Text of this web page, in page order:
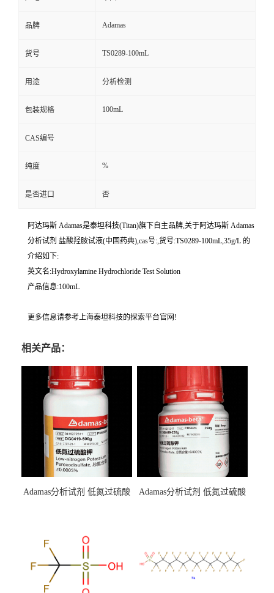
品牌 Adamas
货号 TS0289-100mL
用途 分析检测
包装规格 100mL
CAS编号
纯度 %
是否进口 否
阿达玛斯 Adamas是泰坦科技(Titan)旗下自主品牌,关于阿达玛斯 Adamas
分析试剂 盐酸羟胺试液(中国药典),cas号:,货号:TS0289-100mL,35g/L 的
介绍如下:
英文名:Hydroxylamine Hydrochloride Test Solution
产品信息:100mL
更多信息请参考上海泰坦科技的探索平台官网!
相关产品：
Adamas分析试剂 低氮过硫酸
（泰坦现货供应）
Adamas分析试剂 低氮过硫酸